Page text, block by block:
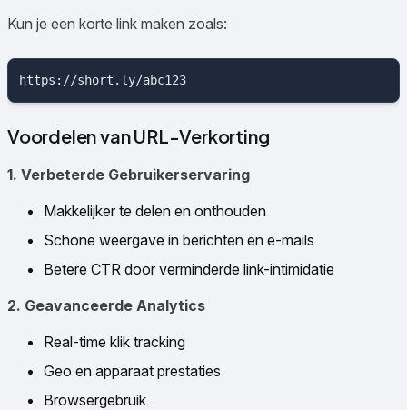
Kun je een korte link maken zoals:
Voordelen van URL-Verkorting
1. Verbeterde Gebruikerservaring
Makkelijker te delen en onthouden
Schone weergave in berichten en e-mails
Betere CTR door verminderde link-intimidatie
2. Geavanceerde Analytics
Real-time klik tracking
Geo en apparaat prestaties
Browsergebruik